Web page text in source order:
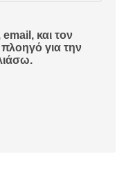
και τον
για την